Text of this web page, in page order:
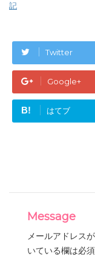
記
Twitter
Google+
B! はてブ
Message
メールアドレス
いている欄は必